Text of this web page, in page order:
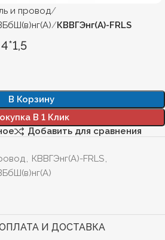
и провод
КВВГЭнг(А)-FRLS
В Корзину
В 1 Клик
Добавить для сравнения
КВВГЭнг(А)-FRLS
И ДОСТАВКА